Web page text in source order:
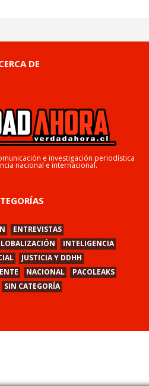
DE
e investigación periodística
nacional e internacional.
ENTREVISTAS
INTELIGENCIA
JUSTICIA Y DDHH
NACIONAL
PACOLEAKS
SIN CATEGORÍA